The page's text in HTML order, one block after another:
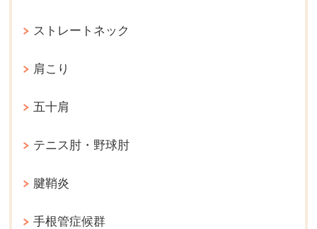
ストレートネック
肩こり
五十肩
テニス肘・野球肘
腱鞘炎
手根管症候群